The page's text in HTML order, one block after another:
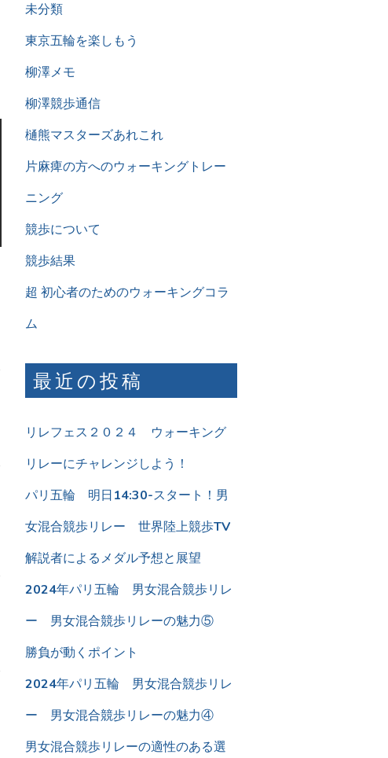
未分類
東京五輪を楽しもう
柳澤メモ
柳澤競歩通信
樋熊マスターズあれこれ
片麻痺の方へのウォーキングトレー
ニング
競歩について
競歩結果
超 初心者のためのウォーキングコラ
ム
最近の投稿
リレフェス２０２４ ウォーキング
リレーにチャレンジしよう！
パリ五輪 明日14:30-スタート！男
女混合競歩リレー 世界陸上競歩TV
解説者によるメダル予想と展望
2024年パリ五輪 男女混合競歩リレ
ー 男女混合競歩リレーの魅力⑤
勝負が動くポイント
2024年パリ五輪 男女混合競歩リレ
ー 男女混合競歩リレーの魅力④
男女混合競歩リレーの適性のある選